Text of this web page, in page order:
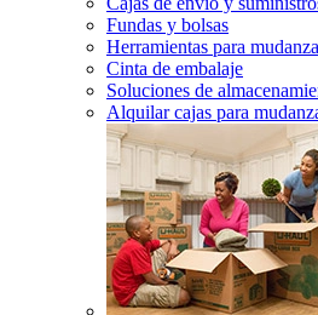
Fundas y bolsas
Herramientas para
Cinta de embalaje
Soluciones de
Alquilar cajas para